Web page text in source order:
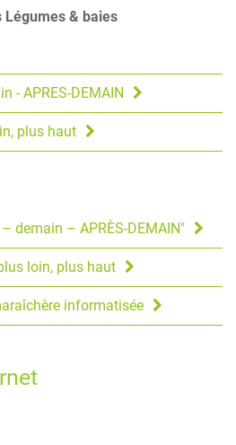
Légumes & baies
- APRES-DEMAIN
plus haut
demain – APRÈS-DEMAIN"
loin, plus haut
informatisée